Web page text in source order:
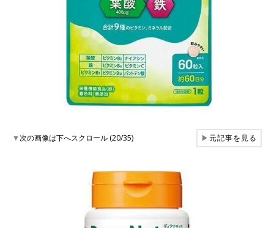
▼次の画像は下へスクロール (20/35) ▶元記事を見る